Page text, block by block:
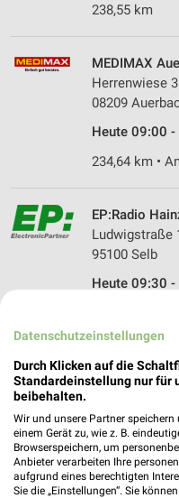
238,55 km
MEDIMAX
Herrenwiese 3
08209
Heute 09:00 -
234,64 km •
EP:Radio
Ludwigstraße
95100 Selb
Heute 09:30 -
275,86 km •
EURONICS
Göltzschstr.
Heute 09:00
231,36 km •
Datenschutzeinstellungen
Durch Klicken auf die
Standardeinstellung nur für
beibehalten.
Wir und unsere Partner
einem Gerät zu, wie z. B.
Browserspeichern, um
Anbieter verarbeiten Ihre
aufgrund eines berechtigten
Sie die „Einstellungen“. Sie